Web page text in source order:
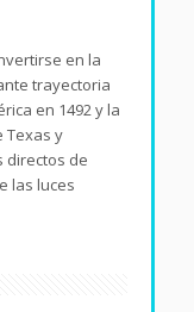
en la
trayectoria
en 1492 y la
Texas y
directos de
las luces